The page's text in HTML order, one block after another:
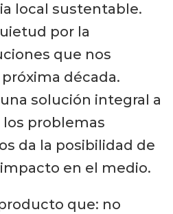
local sustentable.
por la
que nos
década.
solución integral a
los problemas
da la posibilidad de
en el medio.
que: no